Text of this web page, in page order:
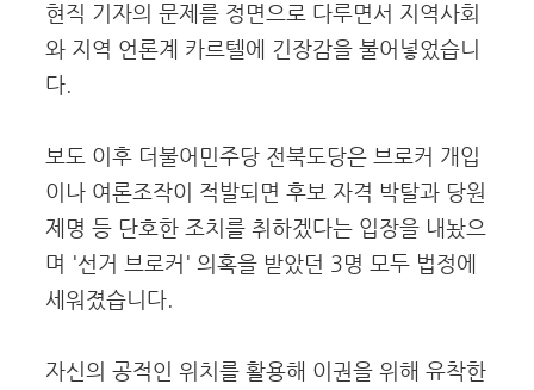
현직 기자의 문제를 정면으로 다루면서 지역사회
와 지역 언론계 카르텔에 긴장감을 불어넣었습니
다.
보도 이후 더불어민주당 전북도당은 브로커 개입
이나 여론조작이 적발되면 후보 자격 박탈과 당원
제명 등 단호한 조치를 취하겠다는 입장을 내놨으
며 '선거 브로커' 의혹을 받았던 3명 모두 법정에
세워졌습니다.
자신의 공적인 위치를 활용해 이권을 위해 유착한